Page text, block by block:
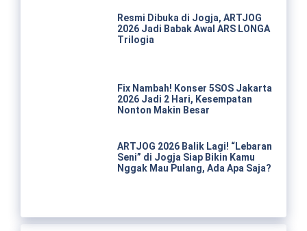
Resmi Dibuka di Jogja, ARTJOG
2026 Jadi Babak Awal ARS LONGA
Trilogia
Fix Nambah! Konser 5SOS Jakarta
2026 Jadi 2 Hari, Kesempatan
Nonton Makin Besar
ARTJOG 2026 Balik Lagi! “Lebaran
Seni” di Jogja Siap Bikin Kamu
Nggak Mau Pulang, Ada Apa Saja?